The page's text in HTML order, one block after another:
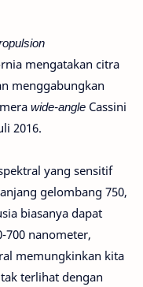
mengatakan citra
menggabungkan
wide-angle Cassini
2016.
yang sensitif
gelombang 750,
biasanya dapat
700 nanometer,
memungkinkan kita
terlihat dengan